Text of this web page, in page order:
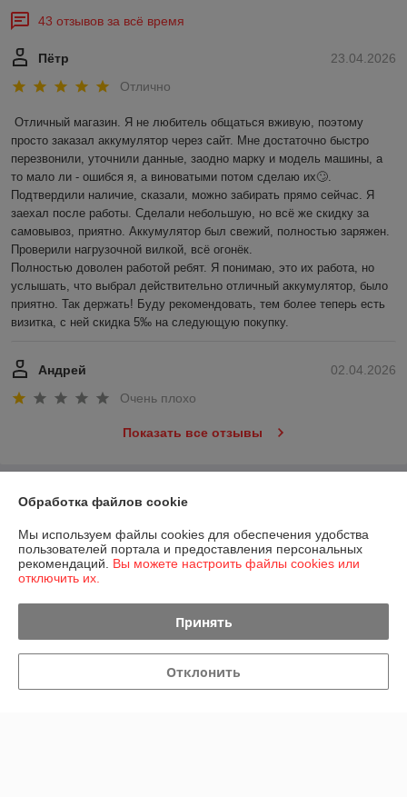
43 отзывов за всё время
23.04.2026
Пётр
Отлично
Отличный магазин. Я не любитель общаться вживую, поэтому
просто заказал аккумулятор через сайт. Мне достаточно быстро
перезвонили, уточнили данные, заодно марку и модель машины, а
то мало ли - ошибся я, а виноватыми потом сделаю их🙄.
Подтвердили наличие, сказали, можно забирать прямо сейчас. Я
заехал после работы. Сделали небольшую, но всё же скидку за
самовывоз, приятно. Аккумулятор был свежий, полностью заряжен.
Проверили нагрузочной вилкой, всё огонёк.
Полностью доволен работой ребят. Я понимаю, это их работа, но
услышать, что выбрал действительно отличный аккумулятор, было
приятно. Так держать! Буду рекомендовать, тем более теперь есть
визитка, с ней скидка 5‰ на следующую покупку.
02.04.2026
Андрей
Очень плохо
Показать все отзывы
О нас
Контакты
Доставка и оплата
Обработка файлов cookie
Мы используем файлы cookies для обеспечения удобства
пользователей портала и предоставления персональных
рекомендаций. Вы можете настроить файлы cookies или
отключить их.
Принять
Отклонить